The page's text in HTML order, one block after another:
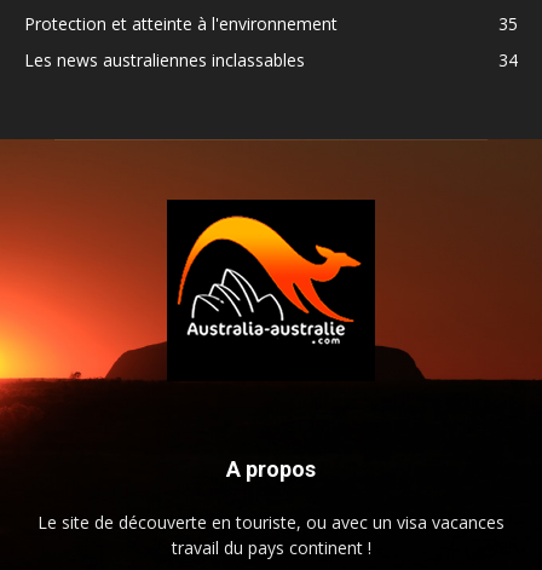
Protection et atteinte à l'environnement
35
Les news australiennes inclassables
34
A propos
Le site de découverte en touriste, ou avec un visa vacances
travail du pays continent !